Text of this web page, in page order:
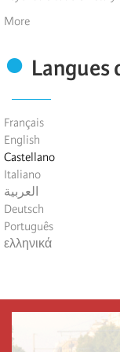
More
Langues
Français
English
Castellano
Italiano
العربية
Deutsch
Português
ελληνικά